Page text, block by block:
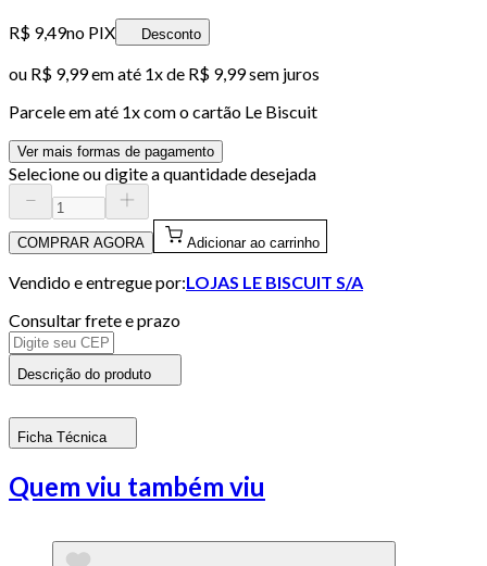
R$ 9,49no PIX Desconto
ou R$ 9,99em até 1x de R$ 9,99sem juros
Parcele em até 1x com o cartão Le Biscuit
Ver mais formas de pagamento
Selecione ou digite a quantidade desejada
COMPRAR AGORA Adicionar ao carrinho
Vendido e entregue por:LOJAS LE BISCUIT S/A
Consultar frete e prazo
Descrição do produto
Ficha Técnica
Quem viu também viu